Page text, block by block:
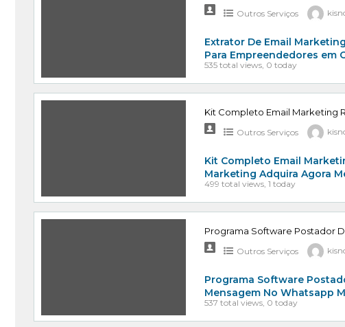
Outros Serviços
Extrator De Email
Para Empreendedores em
535 total views, 0 today
Kit Completo Email Marketing
Outros Serviços
Kit Completo Email
Marketing Adquira Agora
499 total views, 1 today
Programa Software Postador
Outros Serviços
Programa Software
Mensagem No Whatsapp
537 total views, 0 today